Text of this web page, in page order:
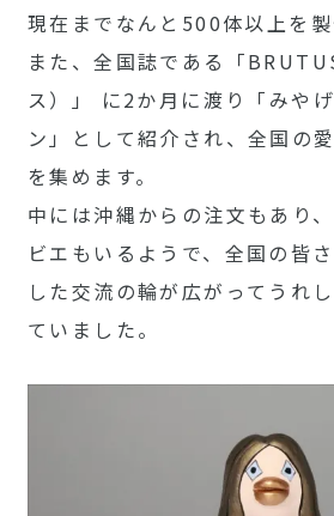
現在までなんと500体以上を製
また、全国誌である「
ス）」 に2か月に渡り「みや
ン」として紹介され、全国の
を集めます。
中には沖縄からの注文もあり
ビエもいるようで、全国の皆
した交流の輪が広がってうれ
ていました。